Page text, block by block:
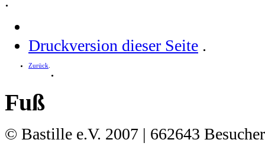
Druckversion dieser Seite .
Zurück .
Fuß
© Bastille e.V. 2007 | 662643 Besucher